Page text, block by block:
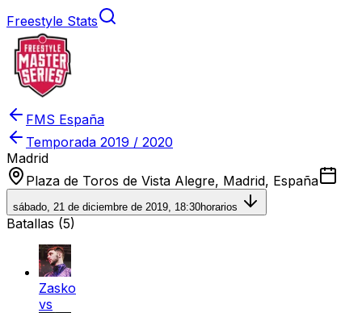
Freestyle Stats
FMS España
Temporada 2019 / 2020
Madrid
Plaza de Toros de Vista Alegre, Madrid, España
sábado, 21 de diciembre de 2019, 18:30horarios
Batallas (5)
Zasko
vs